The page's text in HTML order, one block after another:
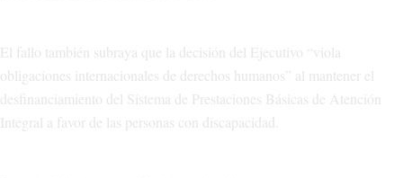
El fallo también subraya que la decisión del Ejecutivo “viola
obligaciones internacionales de derechos humanos” al mantener el
desfinanciamiento del Sistema de Prestaciones Básicas de Atención
Integral a favor de las personas con discapacidad.